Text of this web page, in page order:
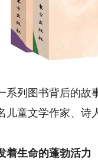
列图书背后的故
童文学作家、诗
生命的蓬勃活力